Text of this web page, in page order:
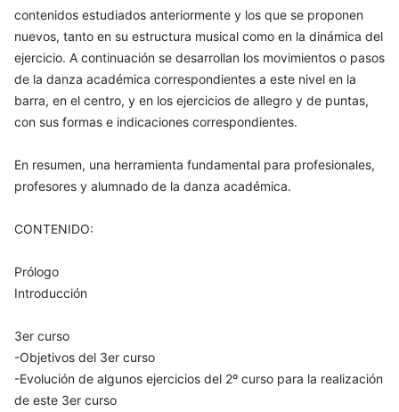
contenidos estudiados anteriormente y los que se proponen
nuevos, tanto en su estructura musical como en la dinámica del
ejercicio. A continuación se desarrollan los movimientos o pasos
de la danza académica correspondientes a este nivel en la
barra, en el centro, y en los ejercicios de allegro y de puntas,
con sus formas e indicaciones correspondientes.
En resumen, una herramienta fundamental para profesionales,
profesores y alumnado de la danza académica.
CONTENIDO:
Prólogo
Introducción
3er curso
-Objetivos del 3er curso
-Evolución de algunos ejercicios del 2º curso para la realización
de este 3er curso